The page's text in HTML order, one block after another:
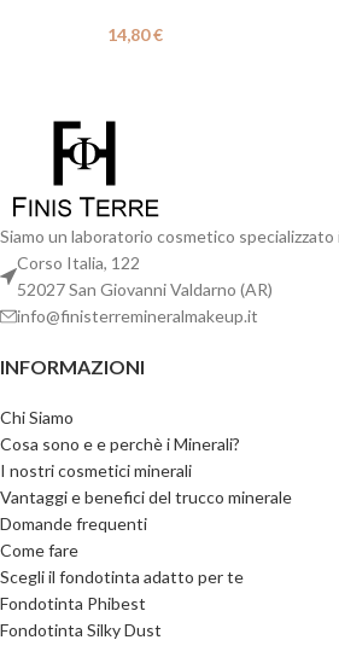
14,80€
Siamo un laboratorio cosmetico specializzato
Corso Italia, 122
52027 San Giovanni Valdarno (AR)
info@finisterremineralmakeup.it
INFORMAZIONI
Chi Siamo
Cosa sono e e perchè i Minerali?
I nostri cosmetici minerali
Vantaggi e benefici del trucco minerale
Domande frequenti
Come fare
Scegli il fondotinta adatto per te
Fondotinta Phibest
Fondotinta Silky Dust